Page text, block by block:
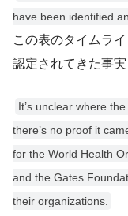
have been identified
この表のタイムラ
認定されてきた事実
It’s unclear where
there’s no proof it
for the World Health
and the Gates
their organizations.